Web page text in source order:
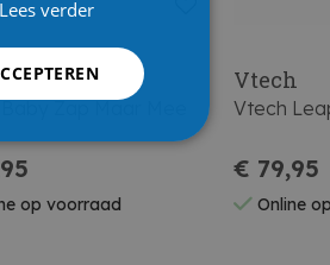
Zap Maar Mee
op voorraad
Vtech
Vtech
€ 79,95
Online
Lees verder